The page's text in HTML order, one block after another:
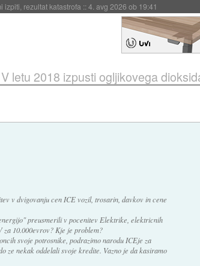
uporabo::4. avg 2026 ob 19:41
V letu 2018 izpusti ogljikovega
v dvigovanju cen ICE vozil, trosarin, davkov in cene
preusmerili v pocenitev Elektrike, elektricnih
za 10.000evrov? Kje je problem?
svoje potrosnike, podrazimo narodu ICEje za
ze nekak oddelali svoje kredite. Vazno je da kasiramo